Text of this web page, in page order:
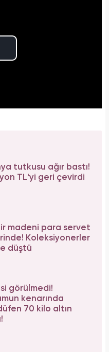
tutkusu ağır bastı!
TL'yi geri çevirdi
madeni para servet
Koleksiyonerler
düştü
görülmedi!
kenarında
70 kilo altın